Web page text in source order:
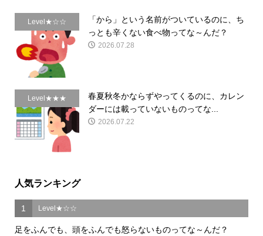
Level★☆☆
「から」という名前がついているのに、ち
っとも辛くない食べ物ってな～んだ？
2026.07.28
Level★★★
春夏秋冬かならずやってくるのに、カレン
ダーには載っていないものってな...
2026.07.22
人気ランキング
1 Level★☆☆
足をふんでも、頭をふんでも怒らないものってな～んだ？